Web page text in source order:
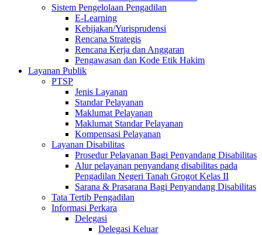
Sistem Pengelolaan Pengadilan
E-Learning
Kebijakan/Yurisprudensi
Rencana Strategis
Rencana Kerja dan Anggaran
Pengawasan dan Kode Etik Hakim
Layanan Publik
PTSP
Jenis Layanan
Standar Pelayanan
Maklumat Pelayanan
Maklumat Standar Pelayanan
Kompensasi Pelayanan
Layanan Disabilitas
Prosedur Pelayanan Bagi Penyandang Disabilitas
Alur pelayanan penyandang disabilitas pada
Pengadilan Negeri Tanah Grogot Kelas II
Sarana & Prasarana Bagi Penyandang Disabilitas
Tata Tertib Pengadilan
Informasi Perkara
Delegasi
Delegasi Keluar